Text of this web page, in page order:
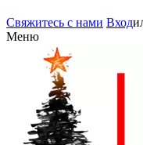
Свяжитесь с нами Вход
Меню